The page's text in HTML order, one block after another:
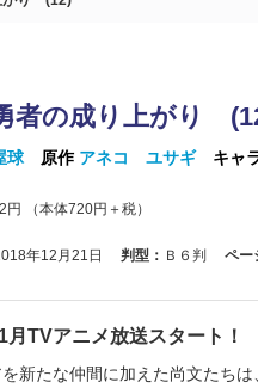
者の成り上がり
球 原作 アネコ ユサギ キャ
円 （本体720円＋税）
年12月21日 判型： Ｂ６判 ペー
月TVアニメ放送スタート！
を新たな仲間に加えた尚文たち